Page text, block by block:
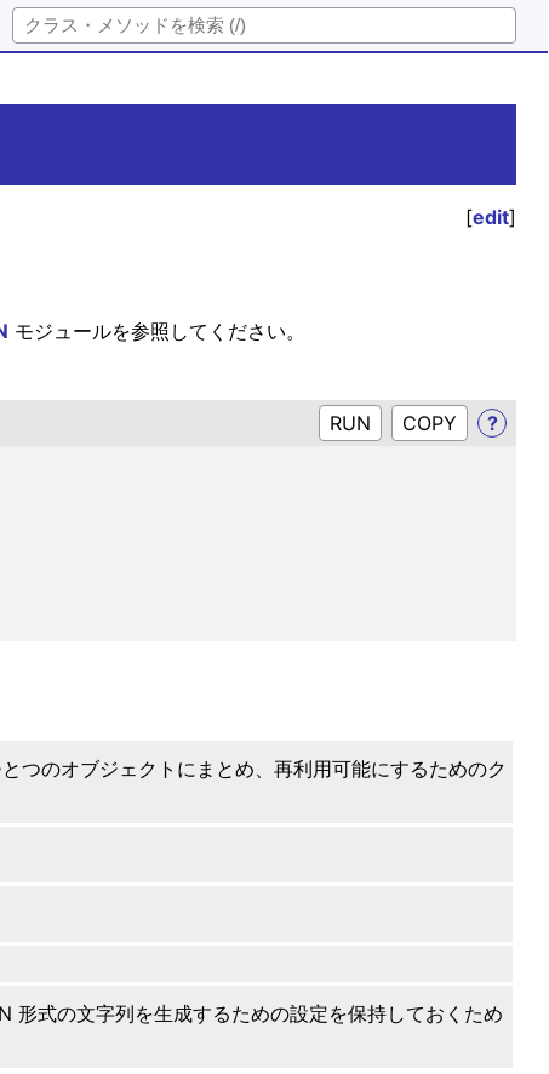
[edit]
モジュールを参照してください。
RUN ?
つのオブジェクトにまとめ、再利用可能にするためのク
形式の文字列を生成するための設定を保持しておくため